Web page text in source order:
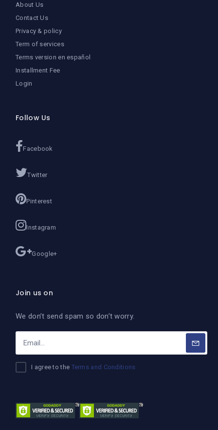
About Us
Contact Us
Privacy & policy
Term of services
Terms version en español
Installment Fee
Login
Follow Us
Facebook
Twitter
Pinterest
Instagram
Google+
Join us on
We don’t send spam so don’t worry.
I agree to the Terms and Conditions